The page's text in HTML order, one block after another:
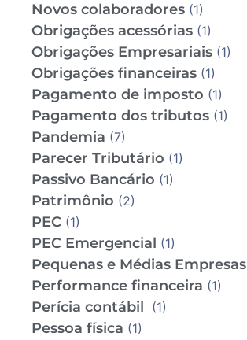
Novos colaboradores (1)
Obrigações acessórias (1)
Obrigações Empresariais (1)
Obrigações financeiras (1)
Pagamento de imposto (1)
Pagamento dos tributos (1)
Pandemia (7)
Parecer Tributário (1)
Passivo Bancário (1)
Patrimônio (2)
PEC (1)
PEC Emergencial (1)
Pequenas e Médias Empresas
Performance financeira (1)
Perícia contábil (1)
Pessoa física (1)